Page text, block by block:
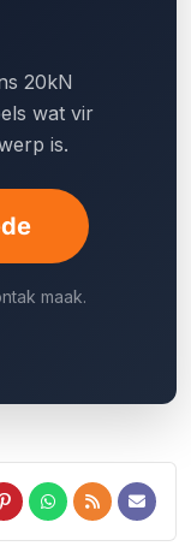
20kN
wat vir
is.
maak.